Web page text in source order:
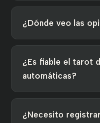
¿Dónde veo las
¿Es fiable el tarot
automáticas?
¿Necesito